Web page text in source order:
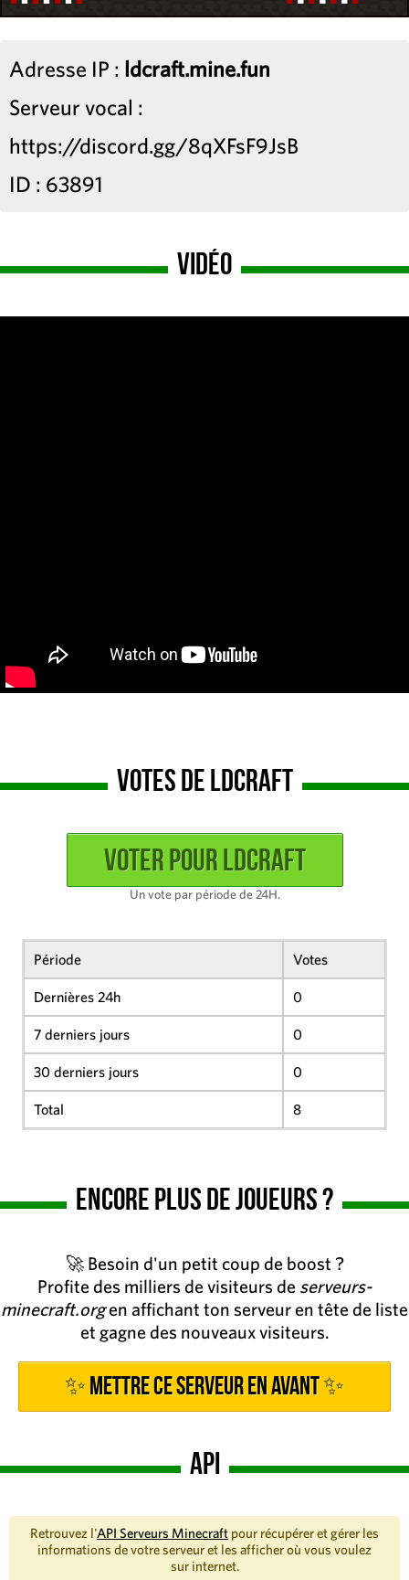
Adresse IP : ldcraft.mine.fun
Serveur vocal :
https://discord.gg/8qXFsF9JsB
ID : 63891
Vidéo
Votes de LDCRAFT
Un vote par période de 24H.
Période Votes
Dernières 24h 0
7 derniers jours 0
30 derniers jours 0
Total 8
Encore plus de joueurs ?
🚀 Besoin d'un petit coup de boost ?
Profite des milliers de visiteurs de serveurs-
minecraft.orgen affichant ton serveur en tête de liste
et gagne des nouveaux visiteurs.
✨ Mettre ce serveur en avant ✨
API
Retrouvez l'API Serveurs Minecraft pour récupérer et gérer les
informations de votre serveur et les afficher où vous voulez
sur internet.